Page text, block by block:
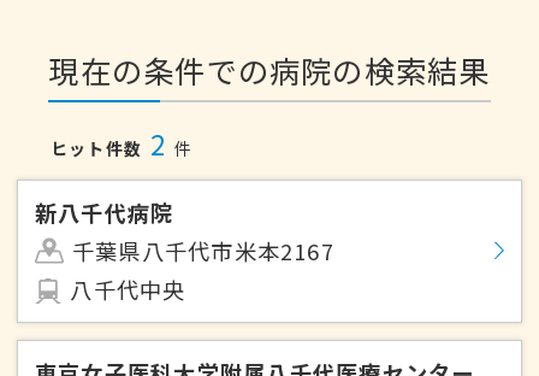
現在の条件での病院の検索結果
ヒット件数 2 件
新八千代病院
千葉県八千代市米本2167
八千代中央